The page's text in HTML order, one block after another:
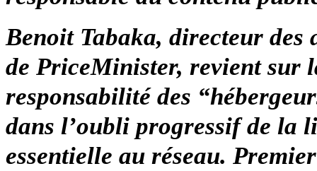
Benoit Tabaka, directeur
de PriceMinister, revient sur
responsabilité des
dans l’oubli progressif de la
essentielle au réseau.